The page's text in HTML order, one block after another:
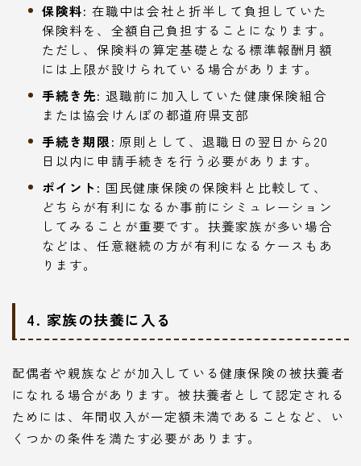
保険料: 在職中は会社と折半して負担していた
保険料を、全額自己負担することになります。
ただし、保険料の算定基礎となる標準報酬月額
には上限が設けられている場合があります。
手続き先: 退職前に加入していた健康保険組合
または協会けんぽの都道府県支部
手続き期限: 原則として、退職日の翌日から20
日以内に申請手続きを行う必要があります。
ポイント: 国民健康保険の保険料と比較して、
どちらが有利になるか事前にシミュレーション
してみることが重要です。扶養家族が多い場合
などは、任意継続の方が有利になるケースもあ
ります。
4. 家族の扶養に入る
配偶者や親族などが加入している健康保険の被扶養者
になれる場合があります。被扶養者として認定される
ためには、年間収入が一定額未満であることなど、い
くつかの条件を満たす必要があります。